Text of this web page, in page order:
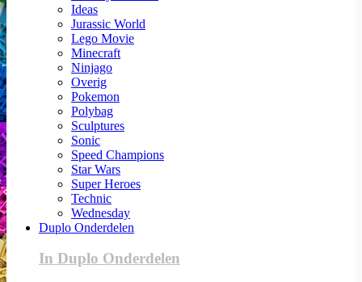
Ideas
Jurassic World
Lego Movie
Minecraft
Ninjago
Overig
Pokemon
Polybag
Sculptures
Sonic
Speed Champions
Star Wars
Super Heroes
Technic
Wednesday
Duplo Onderdelen
In Duplo Onderdelen